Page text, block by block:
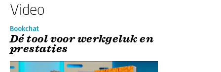
Video
Bookchat
Dé tool voor werkgeluk en
prestaties